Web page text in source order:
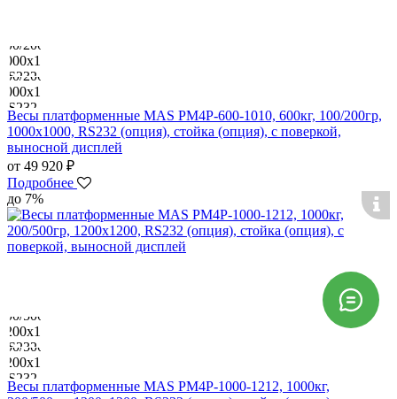
Весы платформенные MAS PM4P-600-1010, 600кг, 100/200гр,
1000х1000, RS232 (опция), стойка (опция), с поверкой,
выносной дисплей
от 49 920 ₽
Подробнее
до 7%
Весы платформенные MAS PM4P-1000-1212, 1000кг,